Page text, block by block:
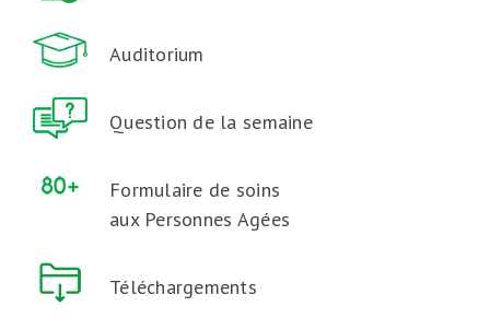
Auditorium
Question de la semaine
Formulaire de soins
aux Personnes Agées
Téléchargements